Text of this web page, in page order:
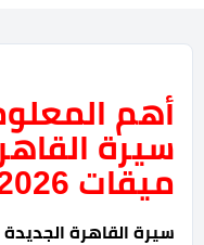
أهم
سيرة
ميقات 2026
سيرة القاهرة الجديدة Sira New Cairo